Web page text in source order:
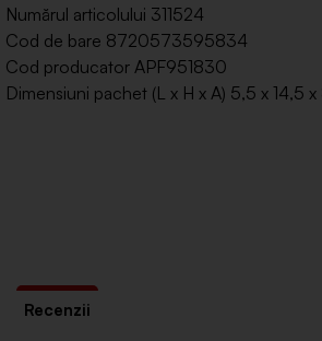
Numărul articolului 311524
Cod de bare 8720573595834
Cod producator APF951830
Dimensiuni pachet (L x H x A) 5,5 x 14,5